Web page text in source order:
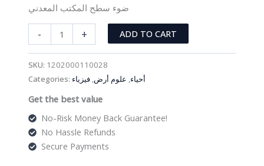
ضوء سطح المكتب المعدني
-
سطح
quantity
+ ADD TO CART
SKU: 1202000110028
Categories:
أحياء, علوم أرض,فيزياء
Get the best value
No-Risk Money Back Guarantee!
No Hassle Refunds
Secure Payments